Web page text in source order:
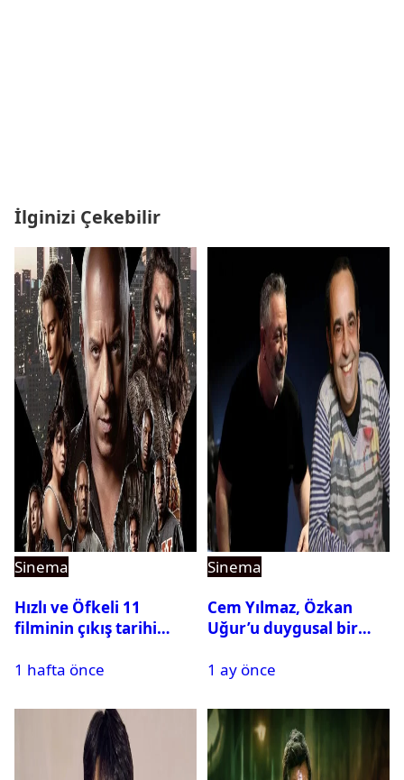
İlginizi Çekebilir
Sinema
Hızlı ve Öfkeli 11
filminin çıkış tarihi
1 hafta önce
Sinema
Cem Yılmaz, Özkan
Uğur’u duygusal bir
1 ay önce